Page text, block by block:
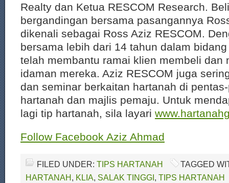
Realty dan Ketua RESCOM Research.
bergandingan bersama pasangannya
dikenali sebagai Ross Aziz RESCOM.
bersama lebih dari 14 tahun dalam
telah membantu ramai klien membeli dan
idaman mereka. Aziz RESCOM juga
dan seminar berkaitan hartanah di
hartanah dan majlis pemaju. Untuk
lagi tip hartanah, sila layari
Follow Facebook Aziz Ahmad
FILED UNDER: TIPS HARTANAH
TAGGED
HARTANAH, KLIA, SALAK TINGGI, TIPS HARTANAH